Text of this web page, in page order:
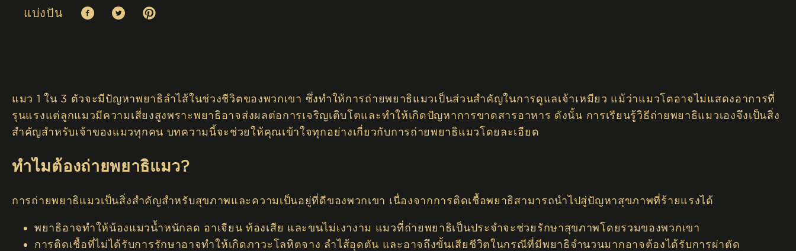
แบ่งปัน Facebook (opens in new window)
Twitter (opens in new window)
Pinterest (opens in new window)
แมว 1 ใน 3 ตัวจะมีปัญหาพยาธิลำไส้ในช่วงชีวิตของพวกเขา ซึ่งทำให้การถ่ายพยาธิแมวเป็นส่วนสำคัญในการดูแลเจ้าเหมียว แม้ว่าแมวโตอาจไม่แสดงอาการที่
รุนแรงแต่ลูกแมวมีความเสี่ยงสูงพราะพยาธิอาจส่งผลต่อการเจริญเติบโตและทำให้เกิดปัญหาการขาดสารอาหาร ดังนั้น การเรียนรู้วิธีถ่ายพยาธิแมวเองจึงเป็นสิ่ง
สำคัญสำหรับเจ้าของแมวทุกคน บทความนี้จะช่วยให้คุณเข้าใจทุกอย่างเกี่ยวกับการถ่ายพยาธิแมวโดยละเอียด
ทำไมต้องถ่ายพยาธิแมว?
การถ่ายพยาธิแมวเป็นสิ่งสำคัญสำหรับสุขภาพและความเป็นอยู่ที่ดีของพวกเขา เนื่องจากการติดเชื้อพยาธิสามารถนำไปสู่ปัญหาสุขภาพที่ร้ายแรงได้
พยาธิอาจทำให้น้องแมวน้ำหนักลด อาเจียน ท้องเสีย และขนไม่เงางาม แมวที่ถ่ายพยาธิเป็นประจำจะช่วยรักษาสุขภาพโดยรวมของพวกเขา
การติดเชื้อที่ไม่ได้รับการรักษาอาจทำให้เกิดภาวะโลหิตจาง ลำไส้อุดตัน และอาจถึงขั้นเสียชีวิตในกรณีที่มีพยาธิจำนวนมากอาจต้องได้รับการผ่าตัด